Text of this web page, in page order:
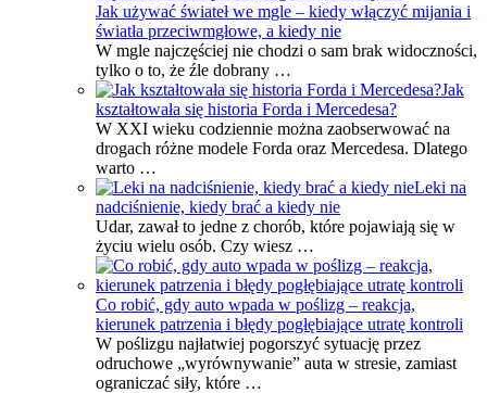
Jak używać świateł we mgle – kiedy włączyć mijania i
światła przeciwmgłowe, a kiedy nie
W mgle najczęściej nie chodzi o sam brak widoczności,
tylko o to, że źle dobrany …
Jak
kształtowała się historia Forda i Mercedesa?
W XXI wieku codziennie można zaobserwować na
drogach różne modele Forda oraz Mercedesa. Dlatego
warto …
Leki na
nadciśnienie, kiedy brać a kiedy nie
Udar, zawał to jedne z chorób, które pojawiają się w
życiu wielu osób. Czy wiesz …
Co robić, gdy auto wpada w poślizg – reakcja,
kierunek patrzenia i błędy pogłębiające utratę kontroli
W poślizgu najłatwiej pogorszyć sytuację przez
odruchowe „wyrównywanie” auta w stresie, zamiast
ograniczać siły, które …